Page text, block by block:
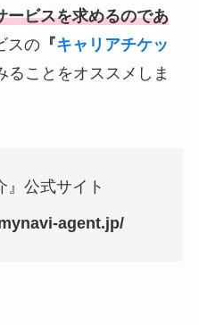
ービスを求めるのであ
スの『キャリアチケッ
ることをオススメしま
』公式サイト
agent.jp/